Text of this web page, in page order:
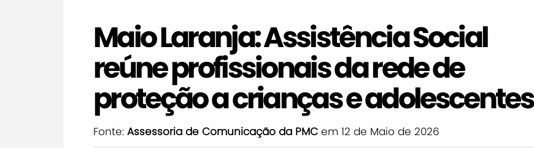
Maio Laranja: Assistência Social
reúne profissionais da rede de
proteção a crianças e adolescentes
Fonte: Assessoria de Comunicação da PMC em 12 de Maio de 2026